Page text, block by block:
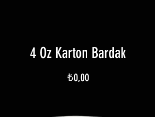
4 Oz Karton Bardak
₺0,00Fiyat